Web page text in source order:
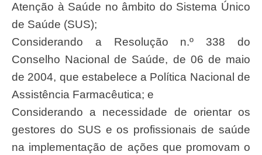
Atenção à Saúde no âmbito do Sistema Único
de Saúde (SUS);
Considerando a Resolução n.º 338 do
Conselho Nacional de Saúde, de 06 de maio
de 2004, que estabelece a Política Nacional de
Assistência Farmacêutica; e
Considerando a necessidade de orientar os
gestores do SUS e os profissionais de saúde
na implementação de ações que promovam o